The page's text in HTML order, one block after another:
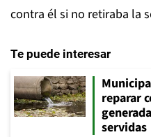
contra él si no retiraba la
Te puede interesar
reparar
servidas